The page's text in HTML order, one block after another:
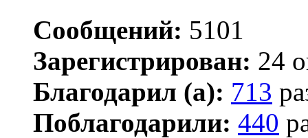
Сообщений: 5101
Зарегистрирован: 24
Благодарил (а): 713
Поблагодарили: 440